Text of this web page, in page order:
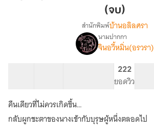
ชีวา
ของ
2
(จบ)
(จบ)
เรื่อง
อ่าน
ทุก
วัน
อนุ
ไร้
สำนักพิมพ์บ้านอลิลศรา
นามปากกา
จินอวี้หมิ่น(อรวรา)
222
ยอดวิว
คืนเดียวที่ไม่ควรเกิดขึ้น…
กลับผูกชะตาของนางเข้ากับบุรุษผู้หนึ่งตลอดไป